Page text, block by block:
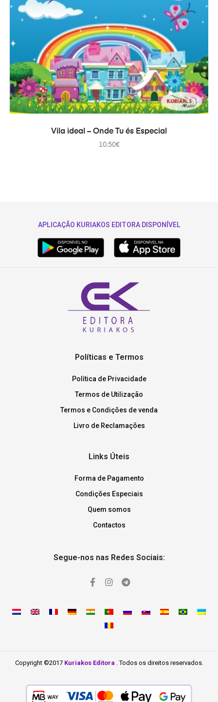
ADD TO CART
Vila ideal – Onde Tu és Especial
10.50€
APLICAÇÃO KURIAKOS EDITORA DISPONÍVEL
Políticas e Termos
Política de Privacidade
Termos de Utilização
Termos e Condições de venda
Livro de Reclamações
Links Úteis
Forma de Pagamento
Condições Especiais
Quem somos
Contactos
Segue-nos nas Redes Sociais:
Copyright ©2017 Kuriakos Editora . Todos os direitos reservados.